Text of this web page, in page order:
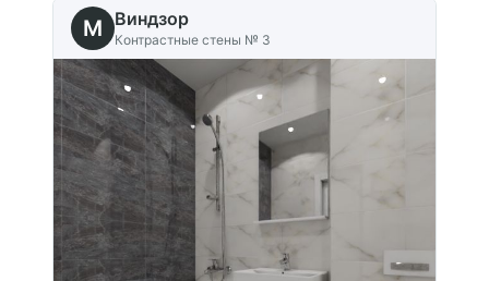
M Виндзор
Контрастные стены № 3